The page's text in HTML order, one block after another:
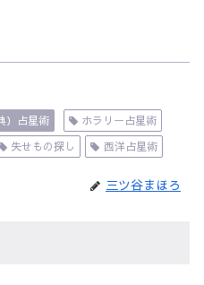
）占星術
ホラリー占星術
失せもの探し 西洋占星術
三ツ谷まほろ